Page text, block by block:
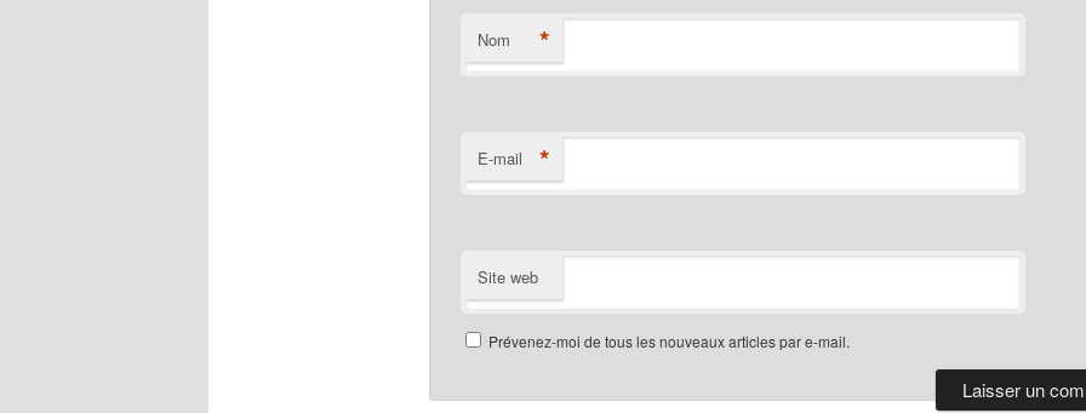
Nom *
E-mail *
Site web
Prévenez-moi de tous les nouveaux articles par e-mail.